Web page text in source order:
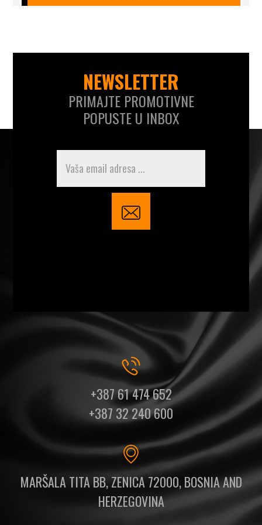
NEWSLETTER
PRIMAJTE PROMOTIVNE
POPUSTE U INBOX
+387 61 474 652
+387 32 240 600
MARŠALA TITA BB, ZENICA 72000, BOSNIA AND
HERZEGOVINA